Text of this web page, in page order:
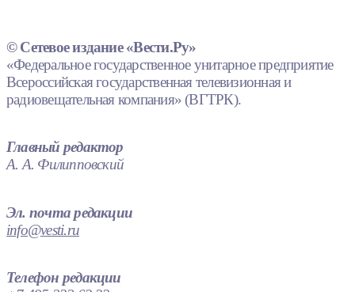
© Сетевое издание «Вести.Ру»
«Федеральное государственное унитарное предприятие
Всероссийская государственная телевизионная и
радиовещательная компания» (ВГТРК).
Главный редактор
А. А. Филипповский
Эл. почта редакции
info@vesti.ru
Телефон редакции